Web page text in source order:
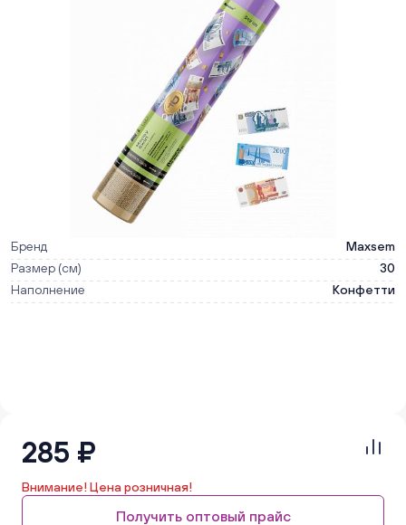
Бренд
Maxsem
Размер (см)
30
Наполнение
Конфетти
285 ₽
Внимание! Цена розничная!
Получить оптовый прайс